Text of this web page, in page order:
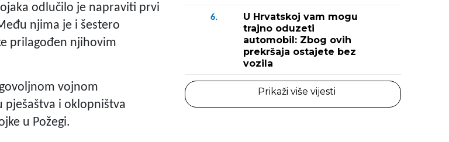
odlučilo je napraviti prvi
njima je i šestero
prilagođen njihovim
vojnom
pješaštva i oklopništva
u Požegi.
6.
U Hrvatskoj vam mogu
trajno oduzeti
automobil: Zbog ovih
prekršaja ostajete bez
vozila
Prikaži više vijesti